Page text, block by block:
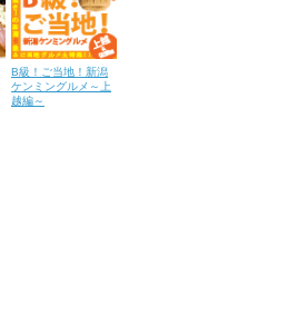
B級！ご当地！新潟
ケンミングルメ～上
越編～